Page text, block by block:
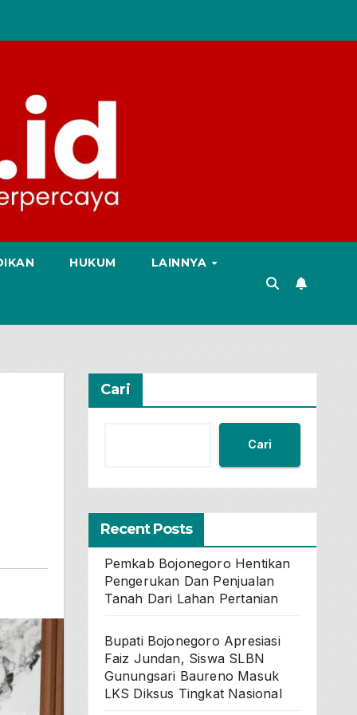
HUKUM LAINNYA
Cari
Cari
Recent Posts
Pemkab Bojonegoro Hentikan
Pengerukan Dan Penjualan
Tanah Dari Lahan Pertanian
Bupati Bojonegoro Apresiasi
Faiz Jundan, Siswa SLBN
Gunungsari Baureno Masuk
LKS Diksus Tingkat Nasional